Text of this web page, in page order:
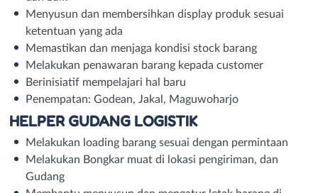
Menyusun dan membersihkan display produk sesuai
ketentuan yang ada
Memastikan dan menjaga kondisi stock barang
Melakukan penawaran barang kepada customer
Berinisiatif mempelajari hal baru
Penempatan: Godean, Jakal, Maguwoharjo
HELPER GUDANG LOGISTIK
Melakukan loading barang sesuai dengan permintaan
Melakukan Bongkar muat di lokasi pengiriman, dan
Gudang